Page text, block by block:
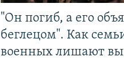
"Он погиб, а его
беглецом". Как
военных лишают